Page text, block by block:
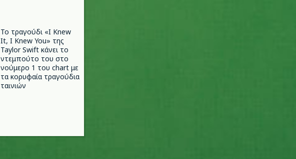
Το τραγούδι «I Knew
It, I Knew You» της
Taylor Swift κάνει το
ντεμπούτο του στο
νούμερο 1 του chart με
τα κορυφαία τραγούδια
ταινιών